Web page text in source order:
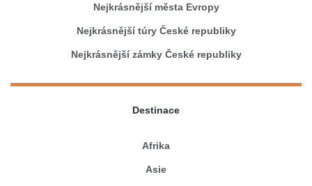
Nejkrásnější města Evropy
Nejkrásnější túry České republiky
Nejkrásnější zámky České republiky
Destinace
Afrika
Asie